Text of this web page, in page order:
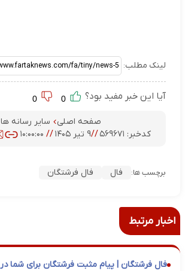
لینک مطلب:
آیا این خبر مفید بود؟
صفحه اصلی
سایر رسانه ها
کدخبر: ۵۶۹۶۷۱ //۹ تیر ۱۴۰۵ // ۱۰:۰۰:۰۰
برچسب ها: فال فال فرشتگان
اخبار مرتبط